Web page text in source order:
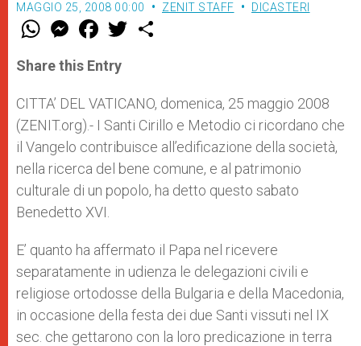
MAGGIO 25, 2008 00:00 ZENIT STAFF DICASTERI
W
t
s
p
p
M
e
s
e
g
e
r
F
a
e
b
o
k
w
r
Share this Entry
CITTA’ DEL VATICANO, domenica, 25 maggio 2008
(ZENIT.org).- I Santi Cirillo e Metodio ci ricordano che
il Vangelo contribuisce all’edificazione della società,
nella ricerca del bene comune, e al patrimonio
culturale di un popolo, ha detto questo sabato
Benedetto XVI.
E’ quanto ha affermato il Papa nel ricevere
separatamente in udienza le delegazioni civili e
religiose ortodosse della Bulgaria e della Macedonia,
in occasione della festa dei due Santi vissuti nel IX
sec. che gettarono con la loro predicazione in terra